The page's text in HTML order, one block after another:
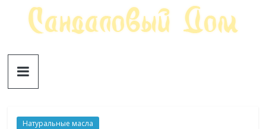
Сандаловый
Натуральные масла